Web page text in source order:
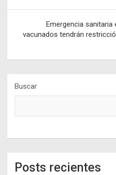
entradas
Emergencia sanitaria
vacunados tendrán
Buscar
Posts recientes